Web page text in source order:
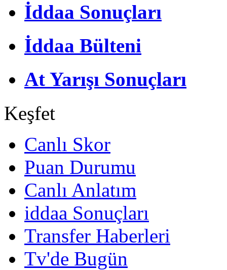
İddaa Sonuçları
İddaa Bülteni
At Yarışı Sonuçları
Keşfet
Canlı Skor
Puan Durumu
Canlı Anlatım
iddaa Sonuçları
Transfer Haberleri
Tv'de Bugün